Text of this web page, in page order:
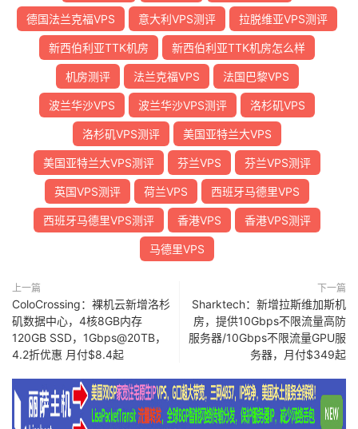
德国法兰克福VPS 意大利VPS测评 拉脱维亚VPS测评
新西伯利亚TTK机房 新西伯利亚TTK机房怎么样
机房测评 法兰克福VPS 法国巴黎VPS
波兰华沙VPS 波兰华沙VPS测评 洛杉矶VPS
洛杉矶VPS测评 美国亚特兰大VPS
美国亚特兰大VPS测评 芬兰VPS 芬兰VPS测评
英国VPS测评 荷兰VPS 西班牙马德里VPS
西班牙马德里VPS测评 香港VPS 香港VPS测评
马德里VPS
上一篇
ColoCrossing：裸机云新增洛杉
矶数据中心，4核8GB内存
120GB SSD，1Gbps@20TB，
4.2折优惠 月付$8.4起
下一篇
Sharktech：新增拉斯维加斯机
房，提供10Gbps不限流量高防
服务器/10Gbps不限流量GPU服
务器，月付$349起